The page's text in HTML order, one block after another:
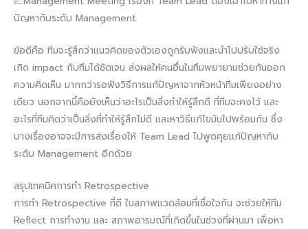
ปัญหากับระดับ Management
ข้อดีคือ ทีมจะรู้สึกว่าแนวคิดของตัวเองถูกรับฟังและนำไปปรับใช้จริง
เกิด impact กับทีมได้ชัดเจน ส่งผลให้คนอื่นในทีมพยายามช่วยกันออก
ความคิดเห็น มากกว่ารอฟังวิธีการแก้ปัญหาจากหัวหน้าทีมเพียงอย่าง
เดียว นอกจากนี้คือยังเห็นว่าอะไรเป็นสิ่งทำให้รู้สึกดี ที่ทีมจะคงไว้ และ
อะไรที่ทีมคิดว่าเป็นสิ่งที่ทำให้รู้สึกไม่ดี และหาวิธีแก้ไขมันไปพร้อมกัน ซึ่ง
บางเรื่องอาจจะมีการส่งเรื่องให้ Team Lead ไปพูดคุยแก้ปัญหากับ
ระดับ Management อีกด้วย
สรุปเทคนิคการทำ Retrospective
การทำ Retrospective ที่ดี ในสภาพแวดล้อมที่เชื่อใจกัน จะช่วยให้ทีม
Reflect การทำงาน และ สภาพอารมณ์ที่เกิดขึ้นในช่วงที่ผ่านมา เพื่อหา